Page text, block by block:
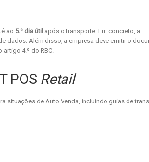
ao 5.º dia útil após o transporte. Em concreto, a
dados. Além disso, a empresa deve emitir o
4.º do RBC.
POS Retail
situações de Auto Venda, incluindo guias de